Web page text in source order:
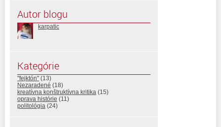
Autor blogu
karpatic
Kategórie
"fejktón" (13)
Nezaradené (18)
kreatívna konštruktívna kritika (15)
oprava histórie (11)
politológia (24)